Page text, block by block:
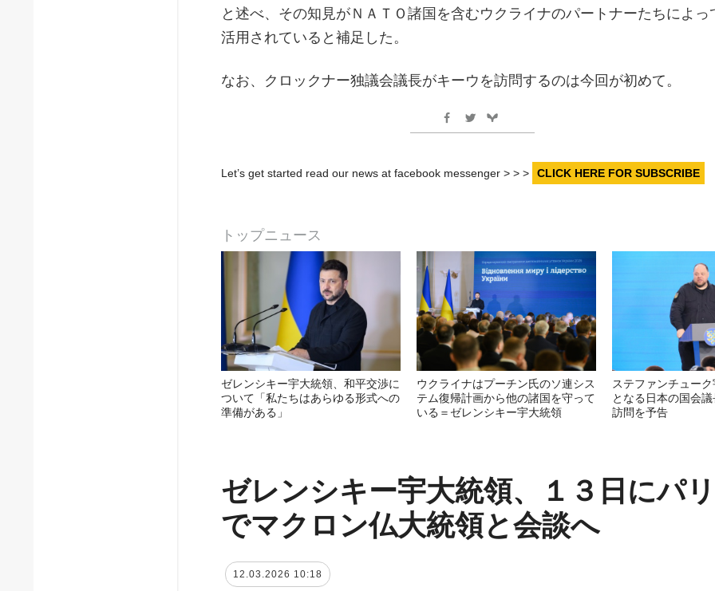
と述べ、その知見がＮＡＴＯ諸国を含むウクライナのパートナーたちによっ
活用されていると補足した。
なお、クロックナー独議会議長がキーウを訪問するのは今回が初めて。
Let’s get started read our news at facebook messenger > > > CLICK HERE FOR SUBSCRIBE
トップニュース
ゼレンシキー宇大統領、和平交渉に
ついて「私たちはあらゆる形式への
準備がある」
ウクライナはプーチン氏のソ連シス
テム復帰計画から他の諸国を守って
いる＝ゼレンシキー宇大統領
ステファンチュー
となる日本の国会
訪問を予告
ゼレンシキー宇大統領、１３日にパリ
でマクロン仏大統領と会談へ
12.03.2026 10:18